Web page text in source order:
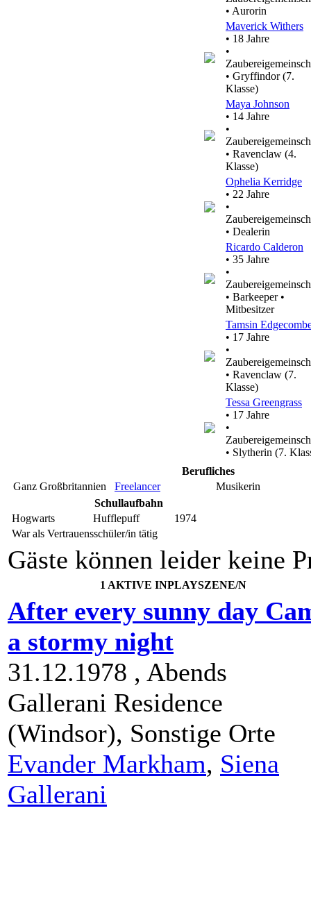
• Aurorin
Maverick Withers
• 18 Jahre
•
• Gryffindor (7.
Klasse)
Maya Johnson
• 14 Jahre
•
• Ravenclaw (4.
Klasse)
Ophelia Kerridge
• 22 Jahre
•
• Dealerin
Ricardo Calderon
• 35 Jahre
•
• Barkeeper •
Mitbesitzer
Tamsin
• 17 Jahre
•
• Ravenclaw (7.
Klasse)
Tessa Greengrass
• 17 Jahre
•
• Slytherin (7.
Berufliches
Ganz Großbritannien
Freelancer
Musikerin
Schullaufbahn
Hogwarts
Hufflepuff
1974
War als Vertrauensschüler/in tätig
Gäste können leider keine
1 AKTIVE INPLAYSZENE/N
After every sunny day
a stormy night
31.12.1978 , Abends
Gallerani Residence
(Windsor), Sonstige Orte
Evander Markham, Siena
Gallerani